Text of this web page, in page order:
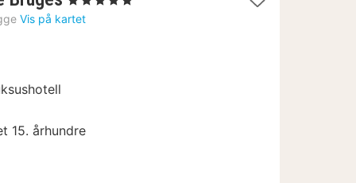
natt
Vis på kartet
15. århundre